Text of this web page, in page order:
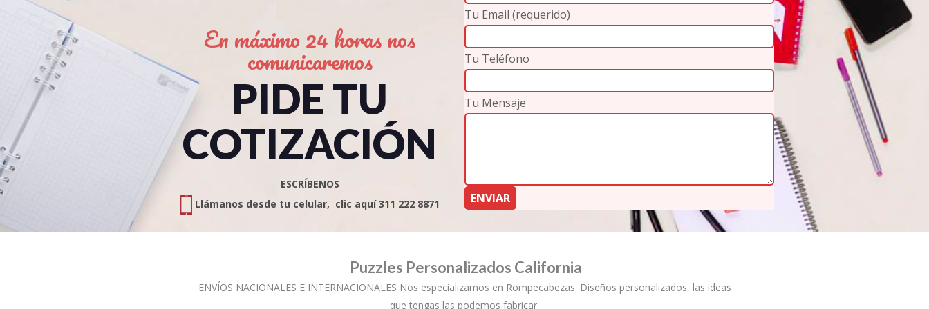
En máximo 24 horas nos
comunicaremos
PIDE TU
COTIZACIÓN
ESCRÍBENOS
Llámanos desde tu celular, clic aquí 311 222 8871
Tu Email (requerido)
Tu Teléfono
Tu Mensaje
Puzzles Personalizados California
ENVÍOS NACIONALES E INTERNACIONALES Nos especializamos en Rompecabezas. Diseños personalizados, las ideas
que tengas las podemos fabricar.